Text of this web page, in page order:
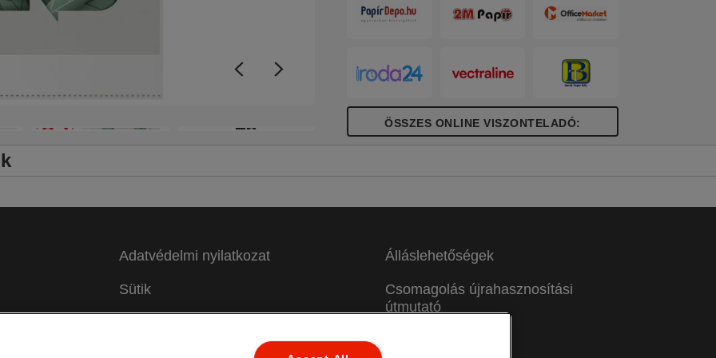
+6
újrahasznosítható. Európában gyártott
termék. UL által ellenőrzött
ÖSSZES ONLINE VISZONTELADÓ:
Adatvédelmi nyilatkozat
Sütik
Álláslehetőségek
Csomagolás újrahasznosítási
útmutató